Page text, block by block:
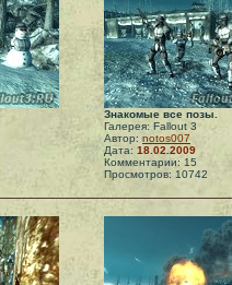
Знакомые все позы.
Галерея: Fallout 3
Автор: notos007
Дата: 18.02.2009
Комментарии: 15
Просмотров: 10742